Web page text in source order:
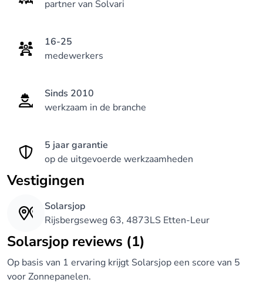
partner van Solvari
16-25
medewerkers
Sinds 2010
werkzaam in de branche
5 jaar garantie
op de uitgevoerde werkzaamheden
Vestigingen
Solarsjop
Rijsbergseweg 63, 4873LS Etten-Leur
Solarsjop reviews (1)
Op basis van 1 ervaring krijgt Solarsjop een score van 5
voor Zonnepanelen.